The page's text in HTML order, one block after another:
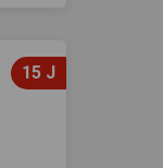
15 J